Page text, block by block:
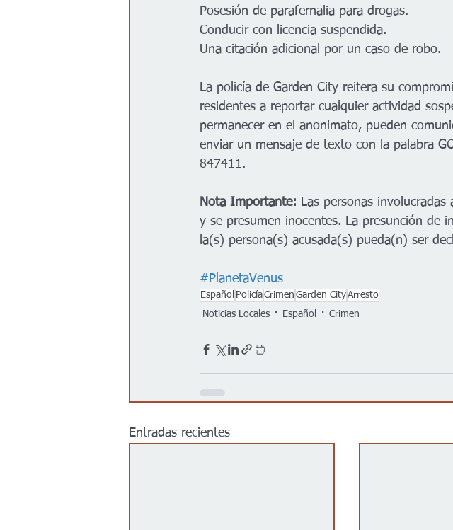
Posesión de parafernalia para drogas.
Conducir con licencia suspendida.
Una citación adicional por un caso de robo.
La policía de Garden City reitera su
residentes a reportar cualquier actividad
permanecer en el anonimato, pueden
enviar un mensaje de texto con la palabra
847411.
Nota Importante: Las personas
y se presumen inocentes. La presunción de
la(s) persona(s) acusada(s) pueda(n) ser
#PlanetaVenus
Español PolicíaCrimen Garden CityArresto
Noticias Locales
Español Crimen
Entradas recientes